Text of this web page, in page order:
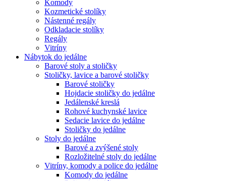
Komody
Kozmetické stolíky
Nástenné regály
Odkladacie stolíky
Regály
Vitríny
Nábytok do jedálne
Barové stoly a stoličky
Stoličky, lavice a barové stoličky
Barové stoličky
Hojdacie stoličky do jedálne
Jedálenské kreslá
Rohové kuchynské lavice
Sedacie lavice do jedálne
Stoličky do jedálne
Stoly do jedálne
Barové a zvýšené stoly
Rozložitelné stoly do jedálne
Vitríny, komody a police do jedálne
Komody do jedálne